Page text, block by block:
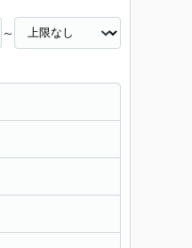
～